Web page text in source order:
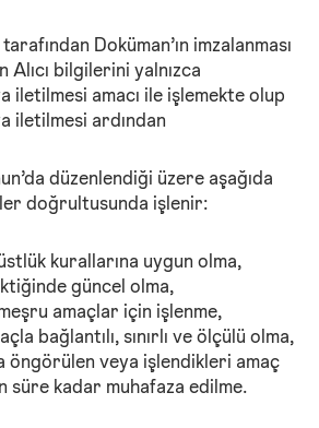
Doküman’ın imzalanması
Alıcı bilgilerini yalnızca
iletilmesi amacı ile işlemekte olup
iletilmesi ardından
düzenlendiği üzere aşağıda
doğrultusunda işlenir:
kurallarına uygun olma,
güncel olma,
amaçlar için işlenme,
bağlantılı, sınırlı ve ölçülü olma,
öngörülen veya işlendikleri amaç
süre kadar muhafaza edilme.